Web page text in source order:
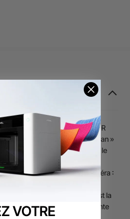
PRODUIT
vos réglages. Placez le QR
sur « Rafraîchir l'arrière-plan »
optimaux. [Cliquez ici] pour le
: Balayage automatique via
pour les modèles sans caméra :
L'acier inoxydable 18/8 est la
utilisée. Il offre une excellente
VOTRE